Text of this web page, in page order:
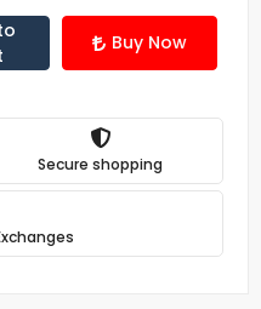
Buy Now
Secure shopping